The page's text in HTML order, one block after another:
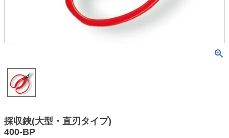
採収鋏(大型・直刃タイプ)
400-BP